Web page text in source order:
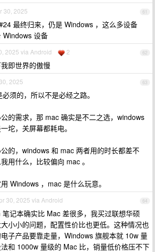
61
30, 2025
最终归来，仍是 Windows ，这么多设备
Windows 设备
62
2025 via Android 2
即世界的傲慢
63
2025
须的，所以不是必经之路。
的需求，那 mac 确实是不二之选，windows
坨，关屏幕都耗电。
的，windows 和 mac 两者用的时长都差不
用什么，比较偏向 mac 。
Windows ，mac 是什么玩意。
64
30, 2025 via Android
记本确实比 Mac 差很多，我买过联想华硕
小小的问题，配置性价比也更低。这种情况也
子产品要靠走量，Windows 旗舰本就 10w 量
和 1000w 量级的 Mac 比，销量低价格压不下